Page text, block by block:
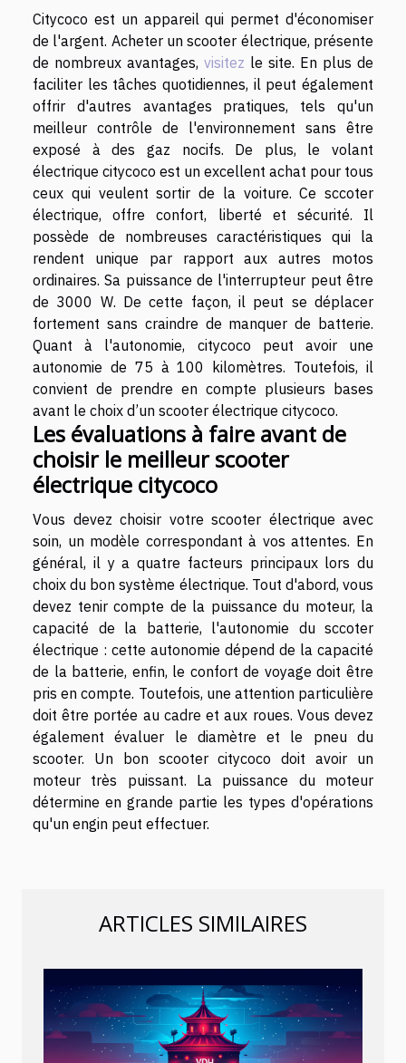
Citycoco est un appareil qui permet d'économiser
de l'argent. Acheter un scooter électrique, présente
de nombreux avantages, visitez le site. En plus de
faciliter les tâches quotidiennes, il peut également
offrir d'autres avantages pratiques, tels qu'un
meilleur contrôle de l'environnement sans être
exposé à des gaz nocifs. De plus, le volant
électrique citycoco est un excellent achat pour tous
ceux qui veulent sortir de la voiture. Ce sccoter
électrique, offre confort, liberté et sécurité. Il
possède de nombreuses caractéristiques qui la
rendent unique par rapport aux autres motos
ordinaires. Sa puissance de l'interrupteur peut être
de 3000 W. De cette façon, il peut se déplacer
fortement sans craindre de manquer de batterie.
Quant à l'autonomie, citycoco peut avoir une
autonomie de 75 à 100 kilomètres. Toutefois, il
convient de prendre en compte plusieurs bases
avant le choix d’un scooter électrique citycoco.
Les évaluations à faire avant de
choisir le meilleur scooter
électrique citycoco
Vous devez choisir votre scooter électrique avec
soin, un modèle correspondant à vos attentes. En
général, il y a quatre facteurs principaux lors du
choix du bon système électrique. Tout d'abord, vous
devez tenir compte de la puissance du moteur, la
capacité de la batterie, l'autonomie du sccoter
électrique : cette autonomie dépend de la capacité
de la batterie, enfin, le confort de voyage doit être
pris en compte. Toutefois, une attention particulière
doit être portée au cadre et aux roues. Vous devez
également évaluer le diamètre et le pneu du
scooter. Un bon scooter citycoco doit avoir un
moteur très puissant. La puissance du moteur
détermine en grande partie les types d'opérations
qu'un engin peut effectuer.
ARTICLES SIMILAIRES